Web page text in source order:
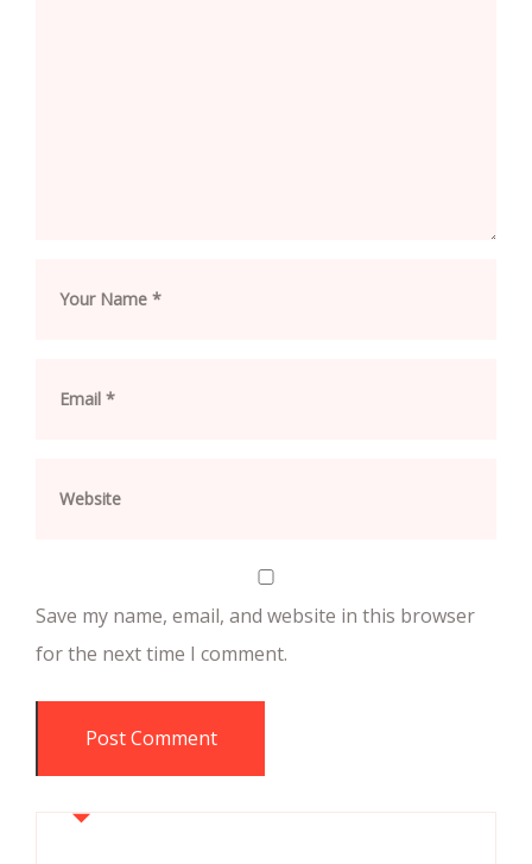
Save my name, email, and website in this browser
for the next time I comment.